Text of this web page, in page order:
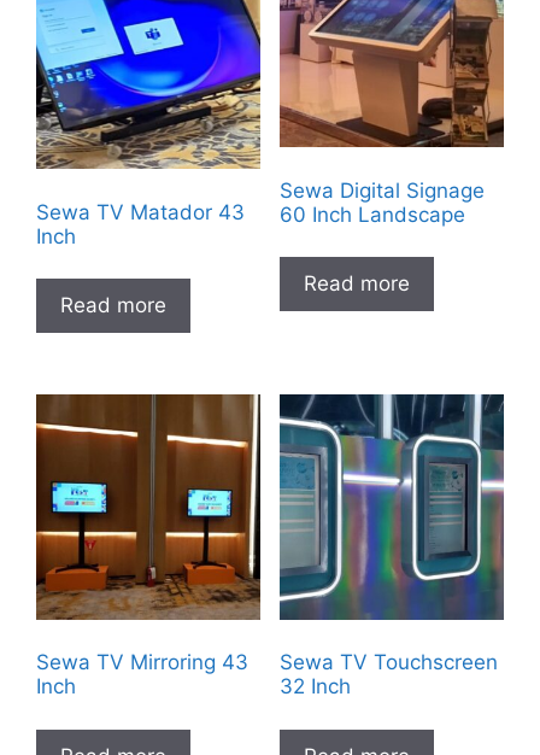
Sewa TV Matador 43
Inch
Read more
Sewa Digital Signage
60 Inch Landscape
Read more
Sewa TV Mirroring 43
Inch
Sewa TV Touchscreen
32 Inch